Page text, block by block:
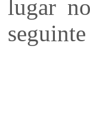
lugar